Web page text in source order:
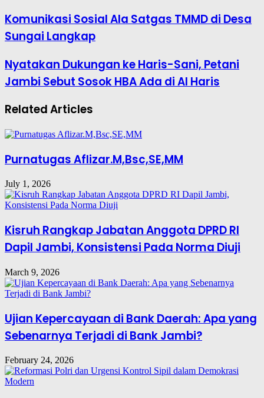
Komunikasi Sosial Ala Satgas TMMD di Desa
Sungai Langkap
Nyatakan Dukungan ke Haris-Sani, Petani
Jambi Sebut Sosok HBA Ada di Al Haris
Related Articles
Purnatugas Aflizar.M,Bsc,SE,MM
July 1, 2026
Kisruh Rangkap Jabatan Anggota DPRD RI
Dapil Jambi, Konsistensi Pada Norma Diuji
March 9, 2026
Ujian Kepercayaan di Bank Daerah: Apa yang
Sebenarnya Terjadi di Bank Jambi?
February 24, 2026